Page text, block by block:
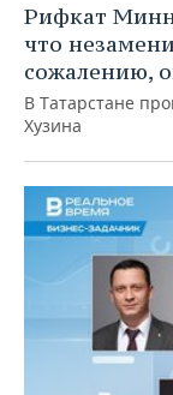
Рифкат
что
сожалению,
В Татарстане
Хузина